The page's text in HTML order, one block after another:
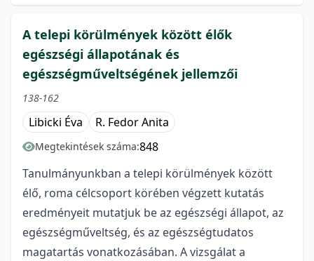
A telepi körülmények között élők
egészségi állapotának és
egészségműveltségének jellemzői
138-162
Libicki Éva R. Fedor Anita
Megtekintések száma:848
Tanulmányunkban a telepi körülmények között
élő, roma célcsoport körében végzett kutatás
eredményeit mutatjuk be az egészségi állapot, az
egészségműveltség, és az egészségtudatos
magatartás vonatkozásában. A vizsgálat a